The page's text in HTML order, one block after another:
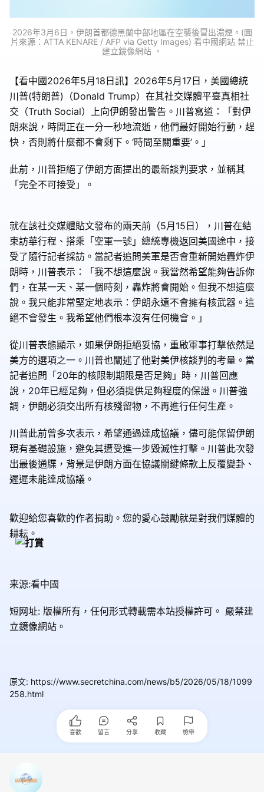
2026年3月6日，伊朗首都德黑蘭中部地區在空襲後冒出濃煙。(圖
片來源：ATTA KENARE / AFP via Getty Images) 看中國網站 禁止
建立鏡像網站 。
【看中國2026年5月18日訊】2026年5月17日，美國總統
川普(特朗普)（Donald Trump）在其社交媒體平臺真相社
交（Truth Social）上向伊朗發出警告。川普寫道：「對伊
朗來說，時間正在一分一秒地流逝，他們最好開始行動，趕
快，否則將什麼都不會剩下。‘時間至關重要’。」
此前，川普拒絕了伊朗方面提出的最新談判要求，並稱其
「完全不可接受」。
就在該社交媒體貼文發布的兩天前（5月15日），川普在結
束訪華行程、搭乘「空軍一號」總統專機返回美國途中，接
受了隨行記者採訪。當記者追問美軍是否會重新開始轟炸伊
朗時，川普表示：「我不想這麼說。我當然希望能夠告訴你
們，在某一天、某一個時刻，轟炸將會開始。但我不想這麼
說。我只能非常堅定地表示：伊朗永遠不會擁有核武器。這
絕不會發生。我希望他們根本沒有任何機會。」
從川普表態顯示，如果伊朗拒絕妥協，重啟軍事打擊依然是
美方的選項之一。川普也闡述了他對美伊核談判的考量。當
記者追問「20年的核限制期限是否足夠」時，川普回應
說，20年已經足夠，但必須提供足夠程度的保證。川普強
調，伊朗必須交出所有核殘留物，不再進行任何生產。
川普此前曾多次表示，希望通過達成協議，儘可能保留伊朗
現有基礎設施，避免其遭受進一步毀滅性打擊。川普此次發
出最後通牒，背景是伊朗方面在協議關鍵條款上反覆變卦、
遲遲未能達成協議。
歡迎給您喜歡的作者捐助。您的愛心鼓勵就是對我們媒體的
耕耘。
来源:看中國
短网址: 版權所有，任何形式轉載需本站授權許可。 嚴禁建
立鏡像網站。
原文: https://www.secretchina.com/news/b5/2026/05/18/1099
258.html
喜歡 留言 分享 收藏 檢舉